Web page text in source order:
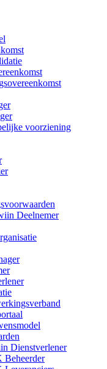
voorziening
Deelnemer
Dienstverlener
Beheerder